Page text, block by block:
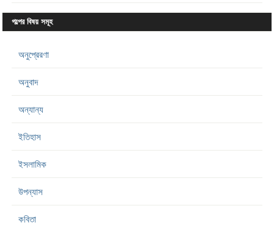
গল্পের বিষয় সমূহ
অনুপ্রেরণা
অনুবাদ
অন্যান্য
ইতিহাস
ইসলামিক
উপন্যাস
কবিতা